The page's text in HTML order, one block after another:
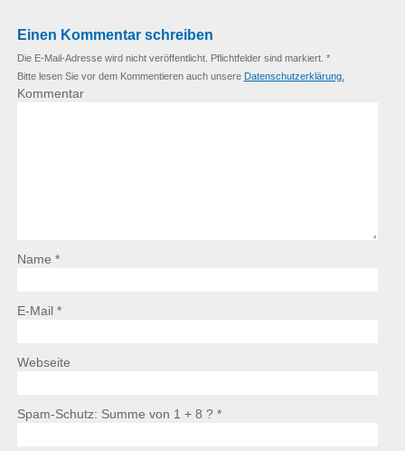
Einen Kommentar schreiben
Die E-Mail-Adresse wird nicht veröffentlicht. Pflichtfelder sind markiert. *
Bitte lesen Sie vor dem Kommentieren auch unsere Datenschutzerklärung.
Kommentar
Name *
E-Mail *
Webseite
Spam-Schutz: Summe von 1 + 8 ? *